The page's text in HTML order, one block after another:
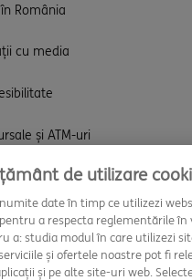
în România
cu media
și ATM-uri
de utilizare
date în timp ce utilizezi
a respecta reglementările în
a: studia modul în care utilizezi
și ofertele noastre pot fi
și pe alte site-uri web.